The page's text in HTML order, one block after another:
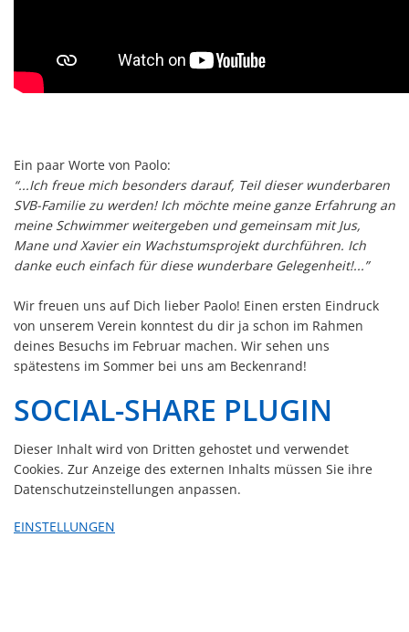
Ein paar Worte von Paolo:
“...Ich freue mich besonders darauf, Teil dieser wunderbaren
SVB-Familie zu werden! Ich möchte meine ganze Erfahrung an
meine Schwimmer weitergeben und gemeinsam mit Jus,
Mane und Xavier ein Wachstumsprojekt durchführen. Ich
danke euch einfach für diese wunderbare Gelegenheit!...”
Wir freuen uns auf Dich lieber Paolo! Einen ersten Eindruck
von unserem Verein konntest du dir ja schon im Rahmen
deines Besuchs im Februar machen. Wir sehen uns
spätestens im Sommer bei uns am Beckenrand!
SOCIAL-SHARE PLUGIN
Dieser Inhalt wird von Dritten gehostet und verwendet
Cookies. Zur Anzeige des externen Inhalts müssen Sie ihre
Datenschutzeinstellungen anpassen.
EINSTELLUNGEN